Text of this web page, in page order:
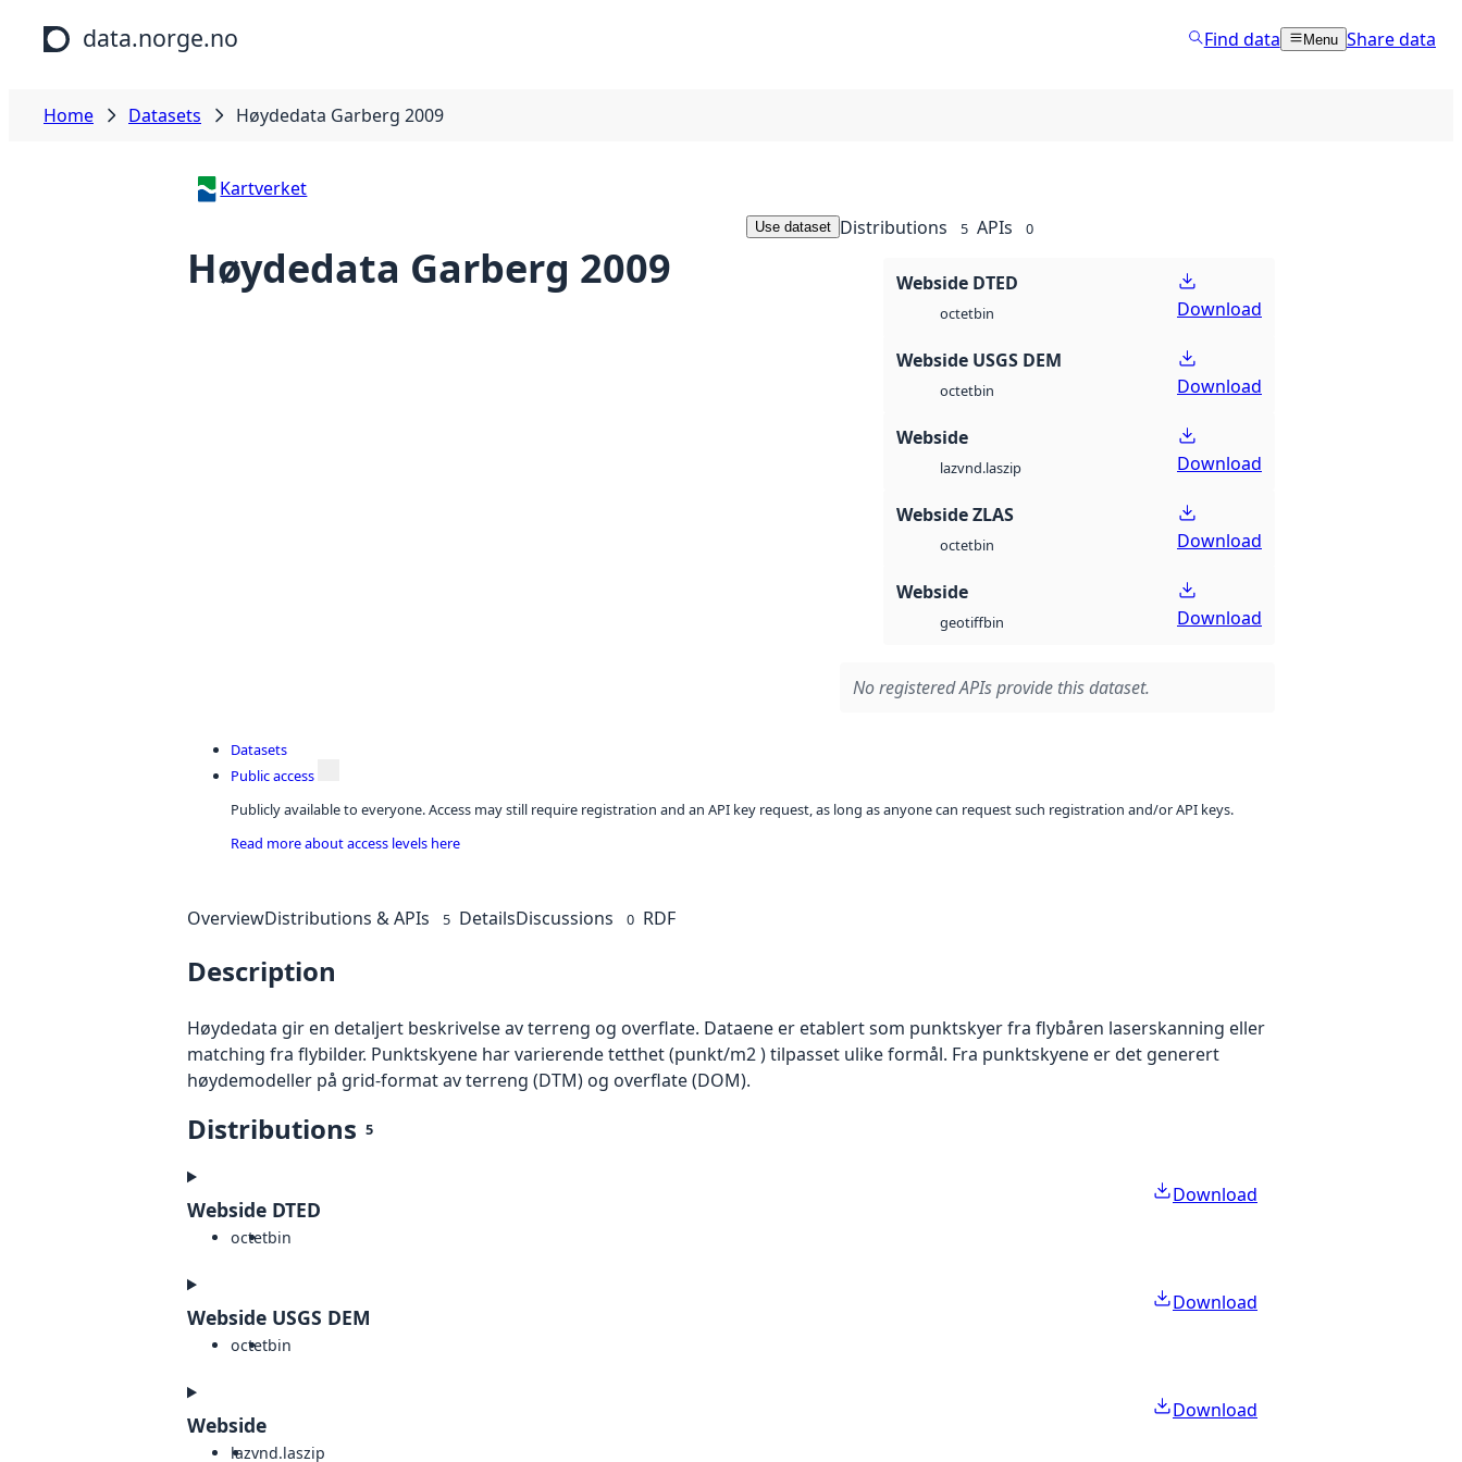
Skip to main content
data.norge.no Find data Menu Share data
Home Datasets Høydedata Garberg 2009
Kartverket
Høydedata Garberg 2009
Use dataset Distributions 5 APIs 0
Webside DTED
octetbin Download
Webside USGS DEM
octetbin Download
Webside
lazvnd.laszip Download
Webside ZLAS
octetbin Download
Webside
geotiffbin Download
No registered APIs provide this dataset.
Datasets
Public access
Publicly available to everyone. Access may still require registration and an API key request, as long as anyone can request such registration and/or API keys.
Read more about access levels here
OverviewDistributions & APIs 5 DetailsDiscussions 0 RDF
Description
Høydedata gir en detaljert beskrivelse av terreng og overflate. Dataene er etablert som punktskyer fra flybåren laserskanning eller
matching fra flybilder. Punktskyene har varierende tetthet (punkt/m2 ) tilpasset ulike formål. Fra punktskyene er det generert
høydemodeller på grid-format av terreng (DTM) og overflate (DOM).
Distributions 5
Webside DTED
octetbin
Download
Webside USGS DEM
octetbin
Download
Webside
lazvnd.laszip
Download